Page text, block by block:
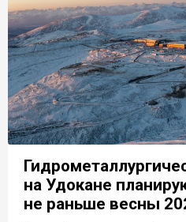
на Удокане
не раньше весны